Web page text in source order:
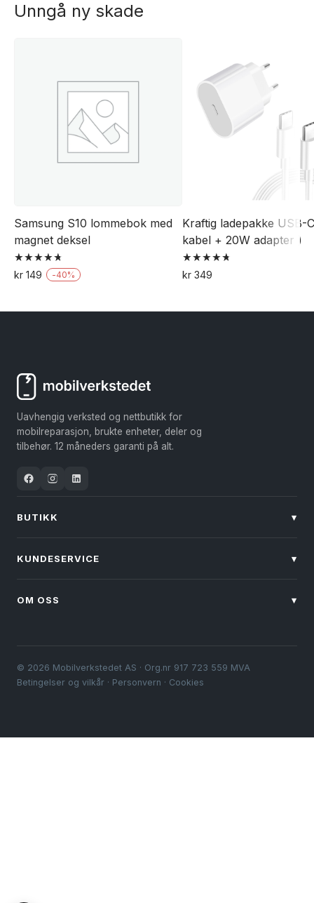
Unngå ny skade
Samsung S10 lommebok med
magnet deksel
Vurdert
4.75
kr 149 -40%
produktet
Alternativene
kan
velges
på
Kraftig ladepakke USB-
kabel + 20W adapter )
Vurdert
4.79
kr349
Uavhengig verksted og nettbutikk for
mobilreparasjon, brukte enheter, deler og
tilbehør. 12 måneders garanti på alt.
BUTIKK ▾
KUNDESERVICE ▾
OM OSS ▾
© 2026 Mobilverkstedet AS · Org.nr 917 723 559 MVA
Betingelser og vilkår · Personvern · Cookies